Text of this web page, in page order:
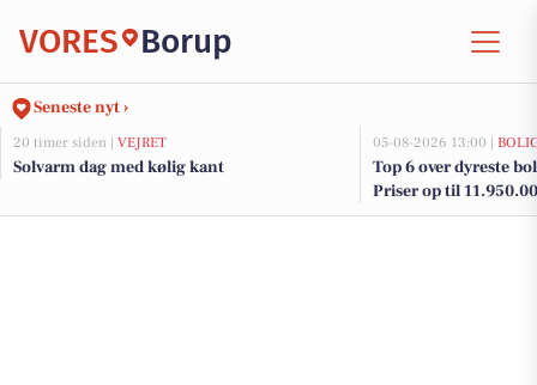
VORES Borup
Seneste nyt ›
20 timer siden | VEJRET
Solvarm dag med kølig kant
05-08-2026 13:00 |
Top 6 over dyreste
Priser op til